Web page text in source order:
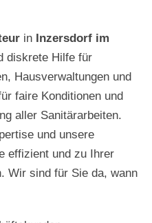
in Inzersdorf im
diskrete Hilfe für
Hausverwaltungen und
faire Konditionen und
aller Sanitärarbeiten.
und unsere
effizient und zu Ihrer
Wir sind für Sie da, wann